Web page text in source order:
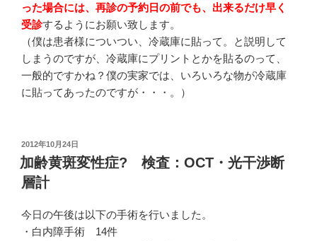
った場合には、再診の予約日の前でも、出来るだけ早く
受診するようにお願い致します。
（僕は患者様についつい、冷蔵庫に貼って。と説明して
しまうのですが、冷蔵庫にプリントとかを貼るのって、
一般的ですかね？僕の実家では、いろいろな物が冷蔵庫
に貼ってあったのですが・・・。）
投
稿
日:
2012年10月24日
加齢黄斑変性症? 検査：OCT・光干渉断
層計
今日の午後は以下の手術を行いました。
・白内障手術 14件